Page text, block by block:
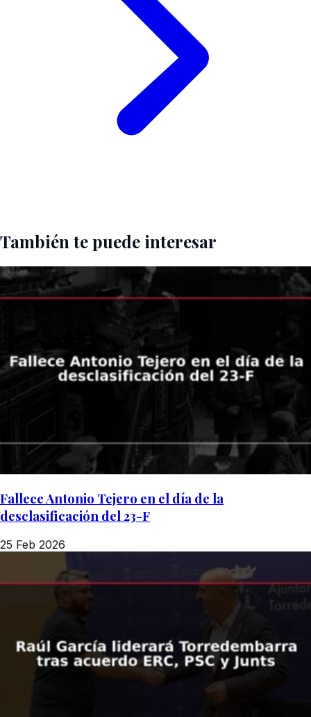
También te puede interesar
Fallece Antonio Tejero en el día de la
desclasificación del 23-F
25 Feb 2026